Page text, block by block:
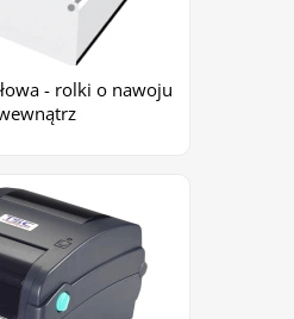
- rolki o nawoju